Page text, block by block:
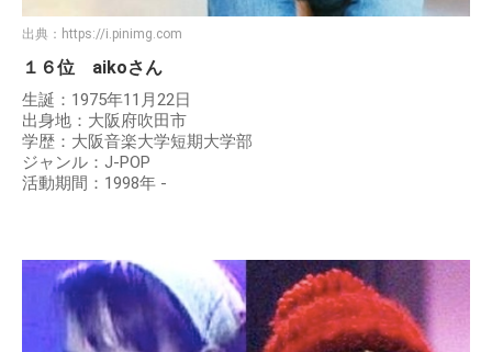
出典： https://i.pinimg.com
１６位 aikoさん
生誕：1975年11月22日
出身地：大阪府吹田市
学歴：大阪音楽大学短期大学部
ジャンル：J-POP
活動期間：1998年 -